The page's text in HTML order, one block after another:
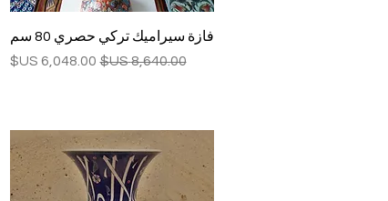
العرض السريع
فازة سيراميك تركي حصري 80 سم
سعر عادي‏8,640.00 US$ سعر البيع